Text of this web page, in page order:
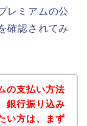
レミアムの公
確認されてみ
の支払い方法
銀行振り込み
い方は、まず